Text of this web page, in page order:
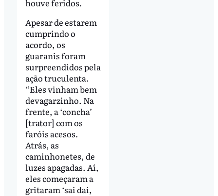
houve feridos.
Apesar de estarem
cumprindo o
acordo, os
guaranis foram
surpreendidos pela
ação truculenta.
“Eles vinham bem
devagarzinho. Na
frente, a ‘concha’
[trator] com os
faróis acesos.
Atrás, as
caminhonetes, de
luzes apagadas. Aí,
eles começaram a
gritaram ‘sai daí,